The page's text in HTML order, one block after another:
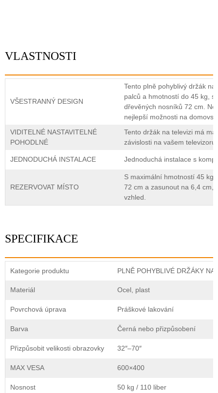
VLASTNOSTI
VŠESTRANNÝ DESIGN
Tento plně pohyblivý držák
palců a hmotností do 45 kg,
dřevěných nosníků 72 cm.
nejlepší možnosti na
VIDITELNÉ NASTAVITELNÉ
POHODLNÉ
Tento držák na televizi má
závislosti na vašem televizoru.
JEDNODUCHÁ INSTALACE Jednoduchá instalace s
REZERVOVAT MÍSTO
S maximální hmotností 45 kg
72 cm a zasunout na 6,4 cm,
vzhled.
SPECIFIKACE
Kategorie produktu PLNĚ POHYBLIVÉ DRŽÁKY NA
Materiál Ocel, plast
Povrchová úprava Práškové lakování
Barva Černá nebo přizpůsobení
Přizpůsobit velikosti obrazovky 32″–70″
MAX VESA 600×400
Nosnost 50 kg / 110 liber